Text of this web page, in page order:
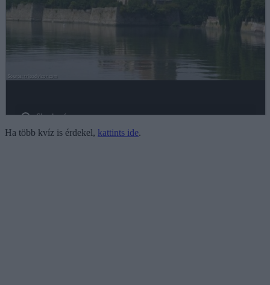
Ha több kvíz is érdekel, kattints ide.